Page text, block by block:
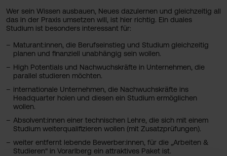
Wer sein Wissen ausbauen, Neues dazulernen und gleichzeitig all
das in der Praxis umsetzen will, ist hier richtig. Ein duales
Studium ist besonders interessant für:
Maturant:innen, die Berufseinstieg und Studium gleichzeitig
planen und finanziell unabhängig sein wollen.
High Potentials und Nachwuchskräfte in Unternehmen, die
parallel studieren möchten.
internationale Unternehmen, die Nachwuchskräfte ins
Headquarter holen und diesen ein Studium ermöglichen
wollen.
Absolvent:innen einer technischen Lehre, die sich mit einem
Studium weiterqualifizieren wollen (mit Zusatzprüfungen).
weiter entfernt lebende Bewerber:innen, für die „Arbeiten &
Studieren“ in Vorarlberg ein attraktives Paket ist.